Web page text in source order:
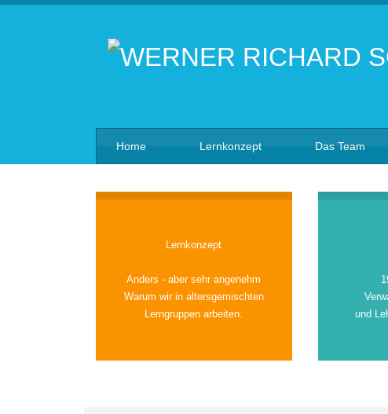
Home Lernkonzept Das Team
Lernkonzept
Anders - aber sehr angenehm
Warum wir in altersgemischten
Lerngruppen arbeiten.
und